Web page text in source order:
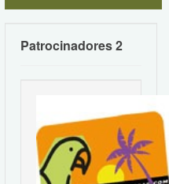
Patrocinadores 2